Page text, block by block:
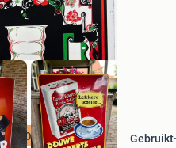
GEZOCHT Gebruikt